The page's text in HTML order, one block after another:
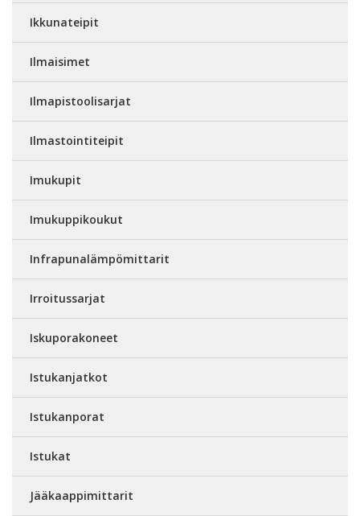
Ikkunateipit
Ilmaisimet
Ilmapistoolisarjat
Ilmastointiteipit
Imukupit
Imukuppikoukut
Infrapunalämpömittarit
Irroitussarjat
Iskuporakoneet
Istukanjatkot
Istukanporat
Istukat
Jääkaappimittarit